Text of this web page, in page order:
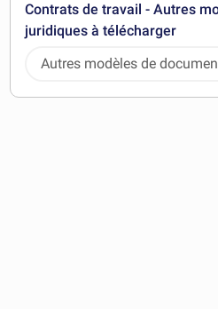
Contrats de travail - Autres
juridiques à télécharger
Autres modèles de
télécharger